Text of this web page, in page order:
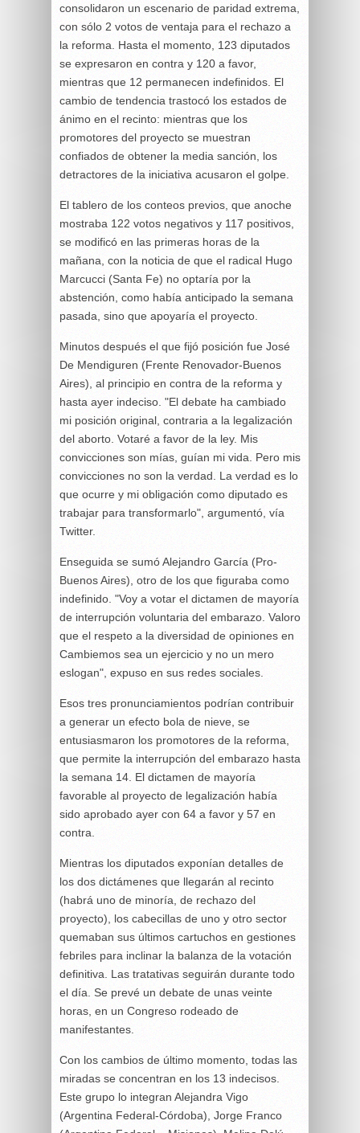
consolidaron un escenario de paridad extrema,
con sólo 2 votos de ventaja para el rechazo a
la reforma. Hasta el momento, 123 diputados
se expresaron en contra y 120 a favor,
mientras que 12 permanecen indefinidos. El
cambio de tendencia trastocó los estados de
ánimo en el recinto: mientras que los
promotores del proyecto se muestran
confiados de obtener la media sanción, los
detractores de la iniciativa acusaron el golpe.
El tablero de los conteos previos, que anoche
mostraba 122 votos negativos y 117 positivos,
se modificó en las primeras horas de la
mañana, con la noticia de que el radical Hugo
Marcucci (Santa Fe) no optaría por la
abstención, como había anticipado la semana
pasada, sino que apoyaría el proyecto.
Minutos después el que fijó posición fue José
De Mendiguren (Frente Renovador-Buenos
Aires), al principio en contra de la reforma y
hasta ayer indeciso. "El debate ha cambiado
mi posición original, contraria a la legalización
del aborto. Votaré a favor de la ley. Mis
convicciones son mías, guían mi vida. Pero mis
convicciones no son la verdad. La verdad es lo
que ocurre y mi obligación como diputado es
trabajar para transformarlo", argumentó, vía
Twitter.
Enseguida se sumó Alejandro García (Pro-
Buenos Aires), otro de los que figuraba como
indefinido. "Voy a votar el dictamen de mayoría
de interrupción voluntaria del embarazo. Valoro
que el respeto a la diversidad de opiniones en
Cambiemos sea un ejercicio y no un mero
eslogan", expuso en sus redes sociales.
Esos tres pronunciamientos podrían contribuir
a generar un efecto bola de nieve, se
entusiasmaron los promotores de la reforma,
que permite la interrupción del embarazo hasta
la semana 14. El dictamen de mayoría
favorable al proyecto de legalización había
sido aprobado ayer con 64 a favor y 57 en
contra.
Mientras los diputados exponían detalles de
los dos dictámenes que llegarán al recinto
(habrá uno de minoría, de rechazo del
proyecto), los cabecillas de uno y otro sector
quemaban sus últimos cartuchos en gestiones
febriles para inclinar la balanza de la votación
definitiva. Las tratativas seguirán durante todo
el día. Se prevé un debate de unas veinte
horas, en un Congreso rodeado de
manifestantes.
Con los cambios de último momento, todas las
miradas se concentran en los 13 indecisos.
Este grupo lo integran Alejandra Vigo
(Argentina Federal-Córdoba), Jorge Franco